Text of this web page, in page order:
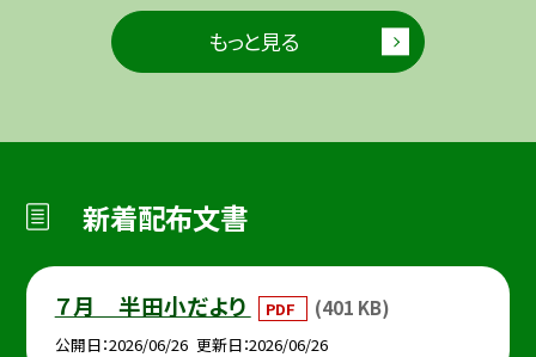
もっと見る
新着配布文書
７月 半田小だより PDF (401 KB)
公開日 2026/06/26 更新日 2026/06/26